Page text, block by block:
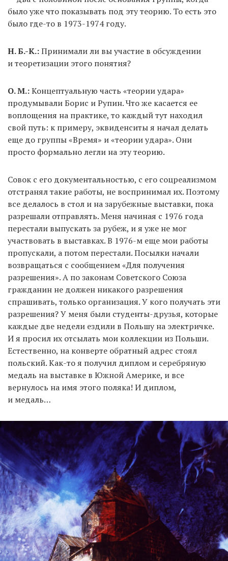
было уже что показывать под эту теорию. То есть это
было где-то в 1973-1974 году.
Н. Б.-К.:Принимали ли вы участие в обсуждении
и теоретизации этого понятия?
О. М.:Концептуальную часть «теории удара»
продумывали Борис и Рупин. Что же касается ее
воплощения на практике, то каждый тут находил
свой путь: к примеру, эквиденситы я начал делать
еще до группы «Время» и «теории удара». Они
просто формально легли на эту теорию.
Совок с его документальностью, с его соцреализмом
отстранял такие работы, не воспринимал их. Поэтому
все делалось в стол и на зарубежные выставки, пока
разрешали отправлять. Меня начиная с 1976 года
перестали выпускать за рубеж, и я уже не мог
участвовать в выставках. В 1976-м еще мои работы
пропускали, а потом перестали. Посылки начали
возвращаться с сообщением «Для получения
разрешения». А по законам Советского Союза
гражданин не должен никакого разрешения
спрашивать, только организация. У кого получать эти
разрешения? У меня были студенты-друзья, которые
каждые две недели ездили в Польшу на электричке.
И я просил их отсылать мои коллекции из Польши.
Естественно, на конверте обратный адрес стоял
польский. Как-то я получил диплом и серебряную
медаль на выставке в Южной Америке, и все
вернулось на имя этого поляка! И диплом,
и медаль…